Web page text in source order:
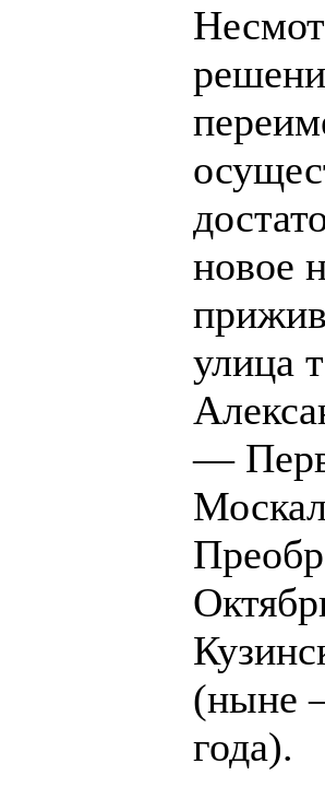
новое
улица
—
(ныне
года).